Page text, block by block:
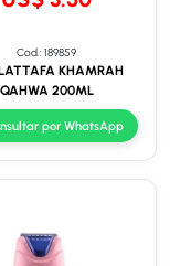
Cod.: 189859
KHAMRAH
QAHWA 200ML
por WhatsApp